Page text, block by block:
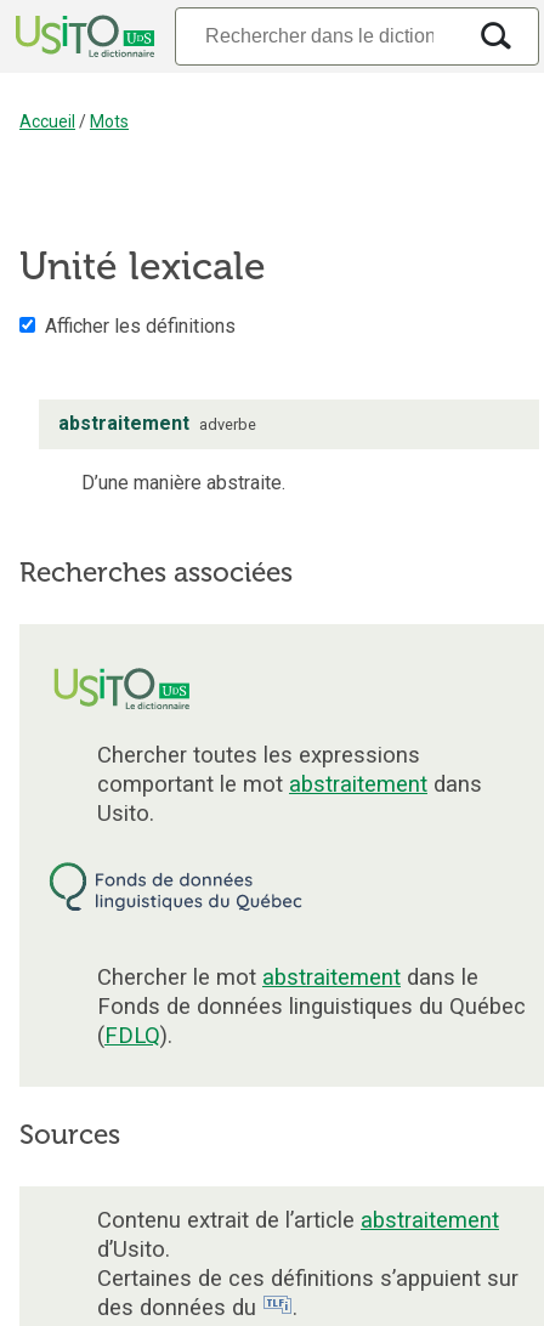
Accueil / Mots
Unité lexicale
Afficher les définitions
abstraitement adverbe
D’une manière abstraite.
Recherches associées
Chercher toutes les expressions
comportant le mot abstraitement dans
Usito.
Chercher le mot abstraitement dans le
Fonds de données linguistiques du Québec
(FDLQ).
Sources
Contenu extrait de l’article abstraitement
d’Usito.
Certaines de ces définitions s’appuient sur
des données du
.